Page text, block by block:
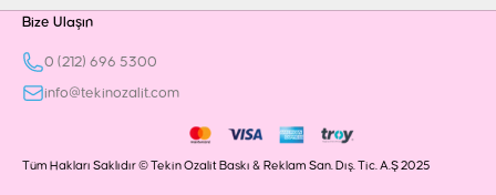
Bize Ulaşın
0 (212) 696 5300
info@tekinozalit.com
Tüm Hakları Saklıdır © Tekin Ozalit Baskı & Reklam San. Dış. Tic. A.Ş 2025